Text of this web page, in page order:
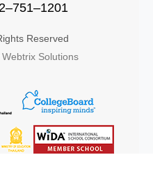
Reserved
Solutions